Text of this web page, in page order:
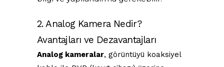
2. Analog Kamera Nedir?
Avantajları ve Dezavantajları
Analog kameralar, görüntüyü koaksiyel